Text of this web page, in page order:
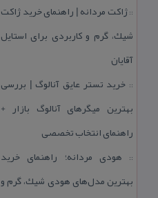
::ژاكت مردانه | راهنمای خرید ژاكت
شیك، گرم و كاربردی برای استایل
آقایان
:: خرید تستر عایق آنالوگ | بررسی
بهترین میگرهای آنالوگ بازار +
راهنمای انتخاب تخصصی
:: هودی مردانه؛ راهنمای خرید
بهترین مدل‌های هودی شیك، گرم و